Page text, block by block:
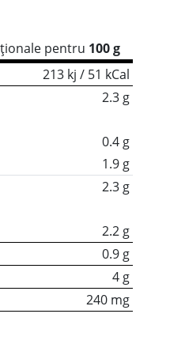
pentru 100 g
213 kj / 51 kCal
2.3 g
0.4 g
1.9 g
2.3 g
2.2 g
0.9 g
4 g
240 mg